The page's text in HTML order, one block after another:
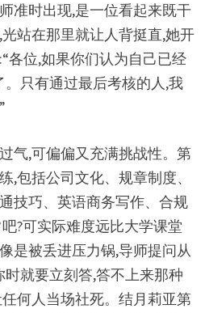
准时出现,是一位看起来既干
站在那里就让人背挺直,她开
各位,如果你们认为自己已经
只有通过最后考核的人,我
气,可偏偏又充满挑战性。第
,包括公司文化、规章制度、
技巧、英语商务写作、合规
?可实际难度远比大学课堂
是被丢进压力锅,导师提问从
就要立刻答,答不上来那种
何人当场社死。结月莉亚第